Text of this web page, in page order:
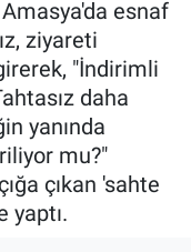
esnaf
ziyareti
"İndirimli
daha
yanında
mu?"
çıkan 'sahte
yaptı.